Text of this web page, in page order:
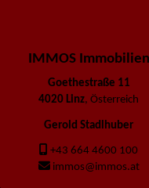
IMMOS Immobilien
Goethestraße 11
4020 Linz, Österreich
Gerold Stadlhuber
+43 664 4600 100
immos@immos.at